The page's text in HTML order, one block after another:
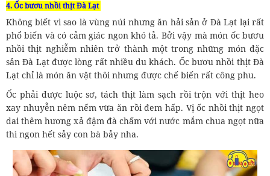
4. Ốc bươu nhồi thịt Đà Lạt
Không biết vì sao là vùng núi nhưng ăn hải sản ở Đà Lạt lại rất
phổ biến và có cảm giác ngon khó tả. Bởi vậy mà món ốc bươu
nhồi thịt nghiễm nhiên trở thành một trong những món đặc
sản Đà Lạt được lòng rất nhiều du khách. Ốc bươu nhồi thịt Đà
Lạt chỉ là món ăn vặt thôi nhưng được chế biến rất công phu.
Ốc phải được luộc sơ, tách thịt làm sạch rồi trộn với thịt heo
xay nhuyễn nêm nếm vừa ăn rồi đem hấp. Vị ốc nhồi thịt ngọt
dai thêm hương xả đậm đà chấm với nước mắm chua ngọt nữa
thì ngon hết sảy con bà bảy nha.